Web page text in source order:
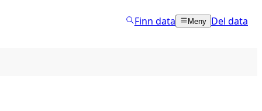
Finn data Meny Del data